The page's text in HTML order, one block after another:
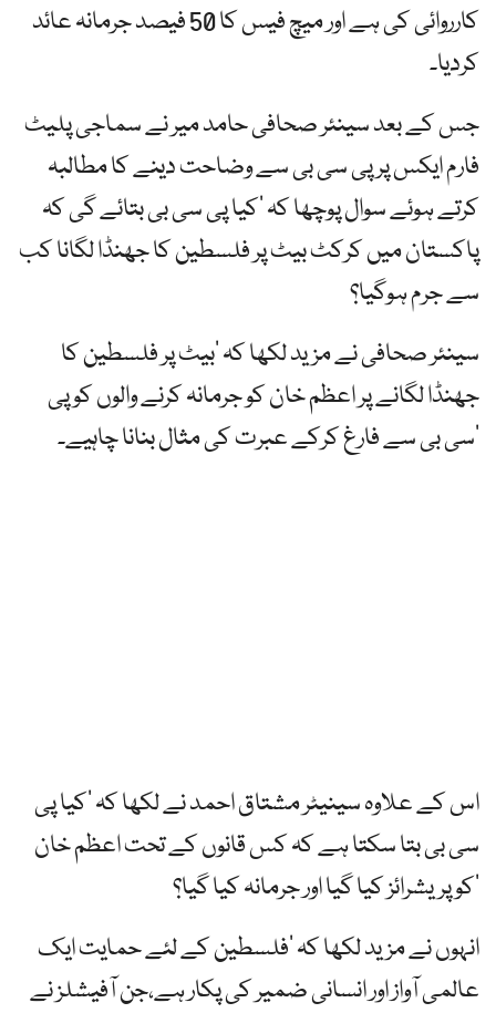
کارروائی کی ہے اور میچ فیس کا 50 فیصد جرمانہ عائد
کردیا۔
جس کے بعد سینئر صحافی حامد میر نے سماجی پلیٹ
فارم ایکس پر پی سی بی سے وضاحت دینے کا مطالبہ
کرتے ہوئے سوال پوچھا کہ ’کیا پی سی بی بتائے گی کہ
پاکستان میں کرکٹ بیٹ پر فلسطین کا جھنڈا لگانا کب
سے جرم ہوگیا؟
سینئر صحافی نے مزید لکھا کہ ’بیٹ پر فلسطین کا
جھنڈا لگانے پر اعظم خان کو جرمانہ کرنے والوں کو پی
سی بی سے فارغ کرکے عبرت کی مثال بنانا چاہیے۔‘
اس کے علاوہ سینیٹر مشتاق احمد نے لکھا کہ ’کیا پی
سی بی بتا سکتا ہے کہ کس قانوں کے تحت اعظم خان
کو پریشرائز کیا گیا اور جرمانہ کیا گیا؟‘
انہوں نے مزید لکھا کہ ’فلسطین کے لئے حمایت ایک
عالمی آواز اور انسانی ضمیر کی پکار ہے،جن آفیشلز نے